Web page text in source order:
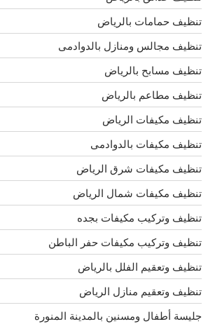
تنظيف حمامات بالرياض
تنظيف مجالس ومنازل بالدوادمى
تنظيف مسابح بالرياض
تنظيف مطاعم بالرياض
تنظيف مكيفات الرياض
تنظيف مكيفات بالدوادمى
تنظيف مكيفات شرق الرياض
تنظيف مكيفات شمال الرياض
تنظيف وتركيب مكيفات بجده
تنظيف وتركيب مكيفات حفر الباطن
تنظيف وتعقيم الفلل بالرياض
تنظيف وتعقيم منازل الرياض
جليسة أطفال ومسنين بالمدينة المنورة